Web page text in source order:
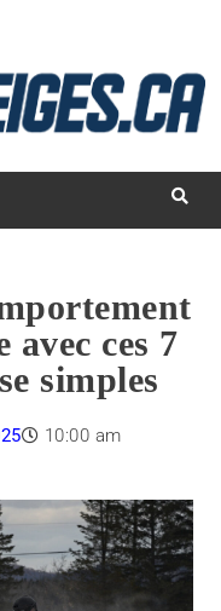
avec ces 7
simples
10:00 am